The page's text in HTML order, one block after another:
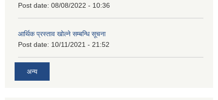
Post date: 08/08/2022 - 10:36
आर्थिक प्रस्ताव खोल्ने सम्बन्धि सूचना
Post date: 10/11/2021 - 21:52
अन्य